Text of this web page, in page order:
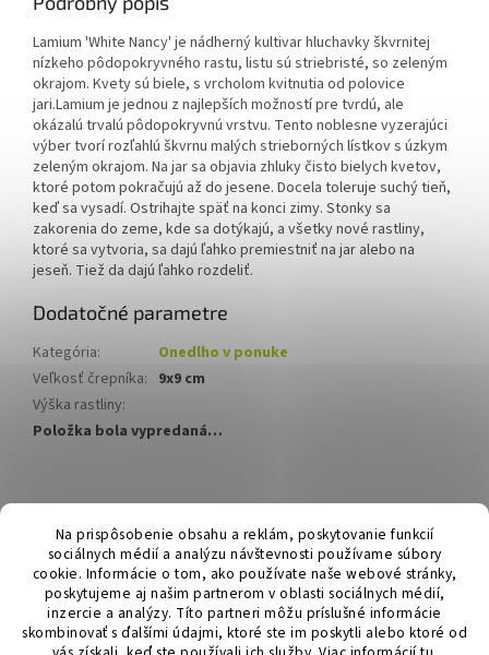
Na prispôsobenie obsahu a reklám, poskytovanie funkcií
sociálnych médií a analýzu návštevnosti používame súbory
cookie. Informácie o tom, ako používate naše webové stránky,
poskytujeme aj našim partnerom v oblasti sociálnych médií,
inzercie a analýzy. Títo partneri môžu príslušné informácie
skombinovať s ďalšími údajmi, ktoré ste im poskytli alebo ktoré od
Lamium 'White Nancy' je nádherný kultivar hluchavky škvrnitej
nízkeho pôdopokryvného rastu, listu sú striebristé, so zeleným
okrajom. Kvety sú biele, s vrcholom kvitnutia od polovice
jari.Lamium je jednou z najlepších možností pre tvrdú, ale
okázalú trvalú pôdopokryvnú vrstvu. Tento noblesne vyzerajúci
výber tvorí rozľahlú škvrnu malých strieborných lístkov s úzkym
zeleným okrajom. Na jar sa objavia zhluky čisto bielych kvetov,
ktoré potom pokračujú až do jesene. Docela toleruje suchý tieň,
keď sa vysadí. Ostrihajte späť na konci zimy. Stonky sa
zakorenia do zeme, kde sa dotýkajú, a všetky nové rastliny,
ktoré sa vytvoria, sa dajú ľahko premiestniť na jar alebo na
jeseň. Tiež da dajú ľahko rozdeliť.
Dodatočné parametre
Kategória:
Onedlho v ponuke
Veľkosť črepníka: 9x9 cm
Výška rastliny:
Položka bola vypredaná…
á
Hurmikaki.com